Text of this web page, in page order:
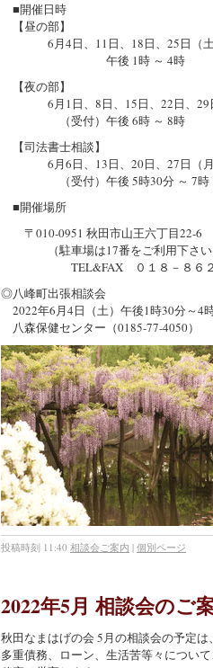
■開催日時
【昼の部】
6月4日、11日、18日、25日（土
午後 1時 ～ 4時
【夜の部】
6月1日、8日、15日、22日、29日
（受付）午後 6時 ～ 8時
【司法書士相談】
6月6日、13日、20日、27日（月
（受付）午後 5時30分 ～ 7時
■開催場所
〒010-0951 秋田市山王六丁目22-6
（駐車場は17番をご利用下さい
TEL&FAX ０１８－８６２
◎八峰町出張相談会
2022年6月4日（土）午後1時30分～4
八森保健センター（0185-77-4050）
投稿時刻 11:40 相談会ご案内 | 個別ページ
2022年5月 相談会のご
秋田なまはげの会 5月の相談会の予定は
多重債務、ローン、生活苦等々について